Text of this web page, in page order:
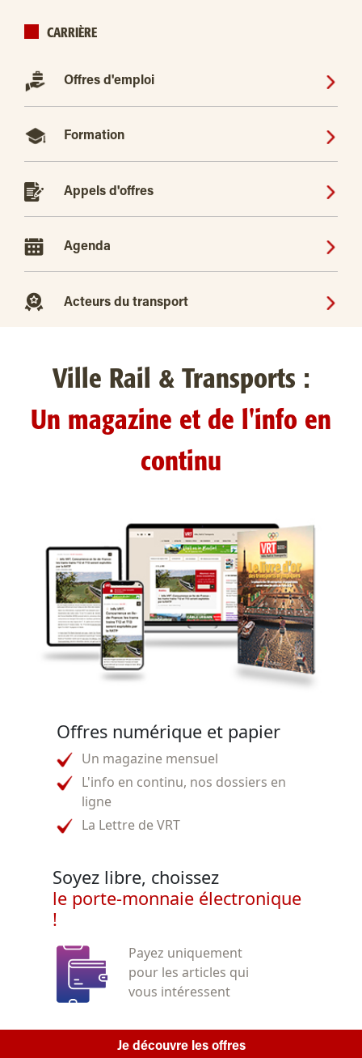
CARRIÈRE
Offres d'emploi
Formation
Appels d'offres
Agenda
Acteurs du transport
Ville Rail & Transports :
Un magazine et de l'info en
continu
Offres numérique et papier
Un magazine mensuel
L'info en continu, nos dossiers en
ligne
La Lettre de VRT
Soyez libre, choissez
le porte-monnaie électronique
!
Payez uniquement
pour les articles qui
vous intéressent
Je découvre les offres